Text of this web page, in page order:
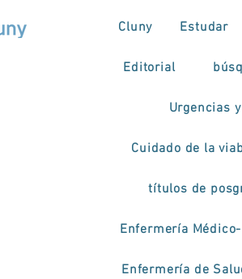
Cluny Estudar
Editorial
Urgencias
Cuidado de la
títulos de
Enfermería
Enfermería de